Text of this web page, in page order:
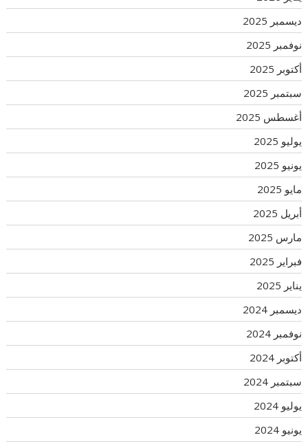
ديسمبر 2025
نوفمبر 2025
أكتوبر 2025
سبتمبر 2025
أغسطس 2025
يوليو 2025
يونيو 2025
مايو 2025
أبريل 2025
مارس 2025
فبراير 2025
يناير 2025
ديسمبر 2024
نوفمبر 2024
أكتوبر 2024
سبتمبر 2024
يوليو 2024
يونيو 2024